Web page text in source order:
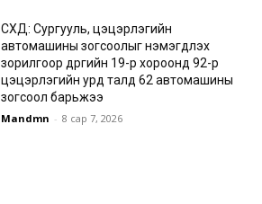
СХД: Сургууль, цэцэрлэгийн
автомашины зогсоолыг нэмэгдүүлэх
зорилгоор дүүргийн 19-р хороонд 92-р
цэцэрлэгийн урд талд 62 автомашины
зогсоол барьжээ
Mandmn - 8 сар 7, 2026